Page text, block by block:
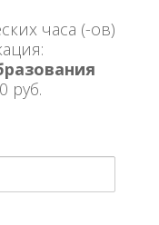
часа (-ов)
руб.